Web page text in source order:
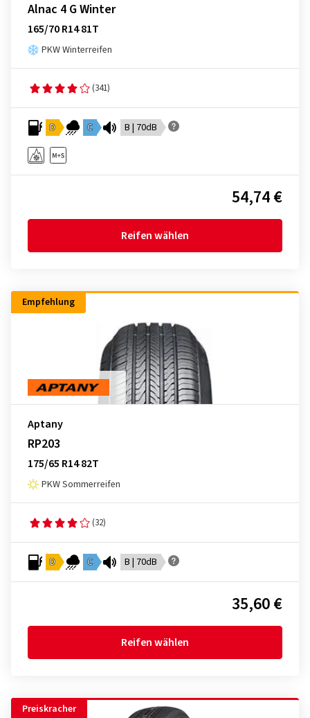
Alnac 4 G Winter
165/70 R14 81T
PKW Winterreifen
(341)
D C B | 70dB
54,74 €
Reifen wählen
Empfehlung
Aptany
RP203
175/65 R14 82T
PKW Sommerreifen
(32)
D C B | 70dB
35,60 €
Reifen wählen
Preiskracher